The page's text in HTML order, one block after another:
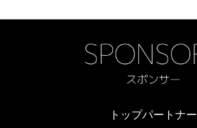
トップパートナー